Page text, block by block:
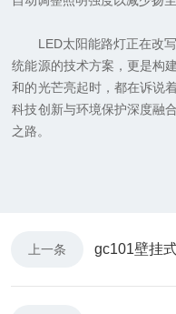
LED太阳能路灯正在改写
统能源的技术方案，更是构
和的光芒亮起时，都在诉说
科技创新与环境保护深度融
之路。
上一条 gc101壁挂